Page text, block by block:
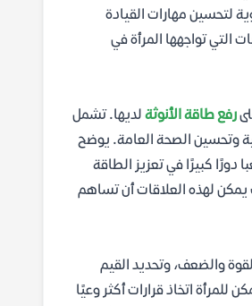
لتحسين مهارات القيادة
التي تواجهها المرأة في
رفع طاقة الأنوثة لديها. تشمل
وتحسين الصحة العامة. يوضح
دورًا كبيرًا في تعزيز الطاقة
يمكن لهذه العلاقات أن تساهم
والضعف، وتحديد القيم
للمرأة اتخاذ قرارات أكثر وعيًا